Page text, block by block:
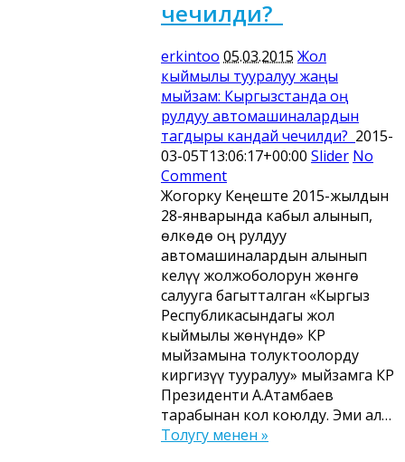
чечилди?
erkintoo 05.03.2015 Жол
кыймылы тууралуу жаңы
мыйзам: Кыргызстанда оң
рулдуу автомашиналардын
тагдыры кандай чечилди? 2015-
03-05T13:06:17+00:00 Slider No
Comment
Жогорку Кеңеште 2015-жылдын
28-январында кабыл алынып,
өлкөдө оң рулдуу
автомашиналардын алынып
келүү жолжоболорун жөнгө
салууга багытталган «Кыргыз
Республикасындагы жол
кыймылы жөнүндө» КР
мыйзамына толуктоолорду
киргизүү тууралуу» мыйзамга КР
Президенти А.Атамбаев
тарабынан кол коюлду. Эми ал…
Толугу менен »